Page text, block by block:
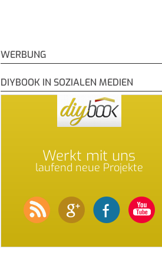
WERBUNG
DIYBOOK IN SOZIALEN MEDIEN
Werkt mit uns
laufend neue Projekte